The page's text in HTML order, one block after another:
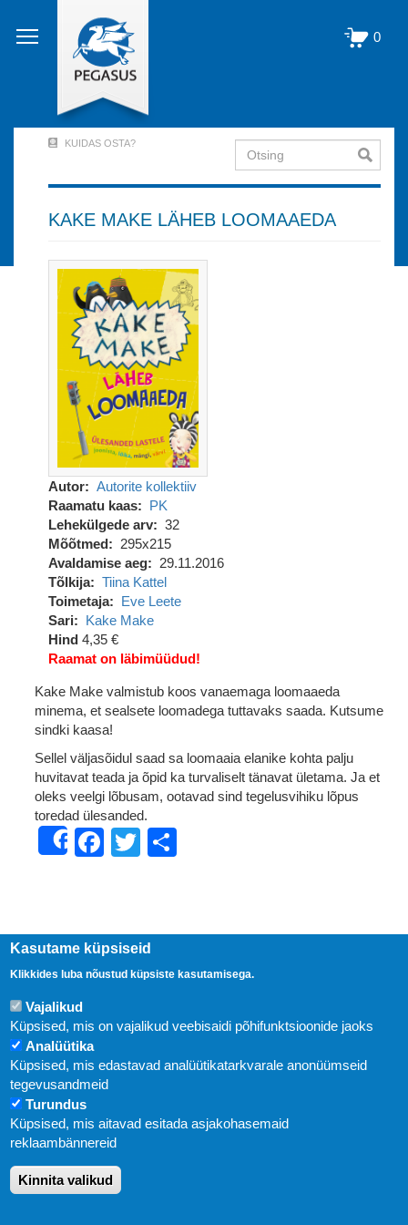
edasi
põhisisu
0
Account
Menu
out)
KUIDAS OSTA? Otsing
KAKE MAKE LÄHEB LOOMAAEDA
Autor
Autorite kollektiiv
Raamatu kaas
PK
Lehekülgede arv
32
Mõõtmed
295x215
Avaldamise aeg
29.11.2016
Tõlkija
Tiina Kattel
Toimetaja
Eve Leete
Sari
Kake Make
Hind 4,35 €
Raamat on läbimüüdud!
Kake Make valmistub koos vanaemaga loomaaeda
minema, et sealsete loomadega tuttavaks saada. Kutsume
sindki kaasa!
Sellel väljasõidul saad sa loomaaia elanike kohta palju
huvitavat teada ja õpid ka turvaliselt tänavat ületama. Ja et
oleks veelgi lõbusam, ootavad sind tegelusvihiku lõpus
toredad ülesanded.
ShareFacebook
Twitter
Uudised
KIRJASTUS PEGASUS OÜ © 2020
Paldiski mnt. 29 (A korpus VI korrus), Tallinn
Kasutame küpsiseid
Klikkides luba nõustud küpsiste kasutamisega.
Vajalikud
Küpsised, mis on vajalikud veebisaidi põhifunktsioonide jaoks
Analüütika
Küpsised, mis edastavad analüütikatarkvarale anonüümseid
tegevusandmeid
Turundus
Küpsised, mis aitavad esitada asjakohasemaid
reklaambännereid
Kinnita valikud